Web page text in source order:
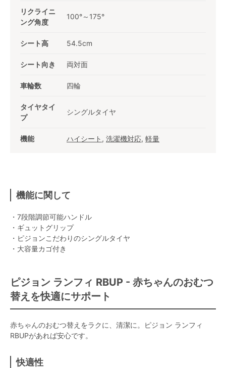
リクライニ
ング角度
100°～175°
シート高 54.5cm
シート向き 両対面
車輪数 四輪
タイヤタイ
プ
シングルタイヤ
機能 ハイシート , 洗濯機対応, 軽量
機能に関して
・7段階調節可能ハンドル
・ギュットグリップ
・ピジョンこだわりのシングルタイヤ
・大容量カゴ付き
ピジョン ランフィ RBUP - 赤ちゃんのおむつ
替えを快適にサポート
赤ちゃんのおむつ替えをラクに、清潔に。ピジョン ランフィ
RBUPがあれば安心です。
快適性